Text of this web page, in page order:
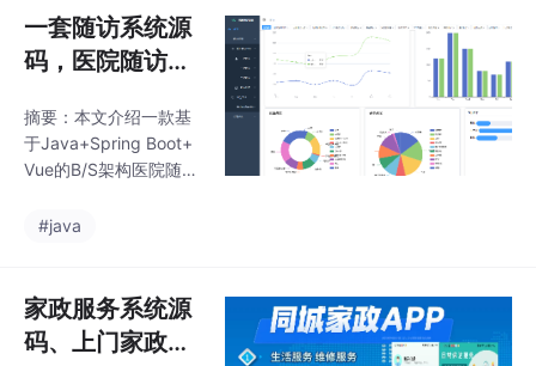
随访和医患沟通。系统
特色：1）灵活的随访模
板设置和问卷管理；2）
叫功能；3）完整集成H
IS系统患者数据；4）支
持短信随访和知识库参
一套随访系统源
码，医院随访管
级随访平台源
码，技术框架：
oot，Vue，Ant
L5
摘要：本文介绍一款基
于Java+Spring Boot+
Vue的B/S架构医院随访
后端分离技术（Ant-De
例。系统主要包含随访
管理和系统管理两大模
块：随访管理包括三级
#java
家政服务系统源
码、上门家政小